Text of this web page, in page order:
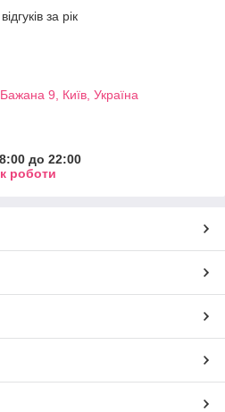
за рік
9, Київ, Україна
до 22:00
роботи